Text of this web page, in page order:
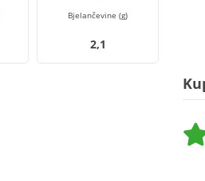
Bjelančevine (g)
2,1